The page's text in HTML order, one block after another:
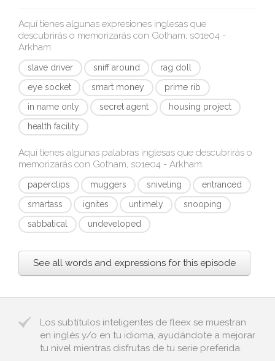
Aquí tienes algunas expresiones inglesas que
descubrirás o memorizarás con Gotham, s01e04 -
Arkham:
slave driver sniff around
rag doll
eye socket
smart money
prime rib
in name only
secret agent
housing project
health facility
Aquí tienes algunas palabras inglesas que descubrirás o
memorizarás con Gotham, s01e04 - Arkham:
paperclips muggers sniveling
entranced
smartass
ignites untimely
snooping
sabbatical
undeveloped
See all words and expressions for this episode
Los subtítulos inteligentes de fleex se muestran
en inglés y/o en tu idioma, ayudándote a mejorar
tu nivel mientras disfrutas de tu serie preferida.